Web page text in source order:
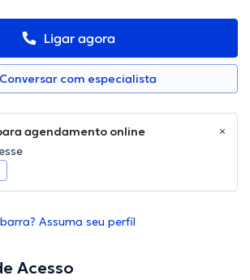
Ligar agora
Conversar com especialista
agendamento online
Assuma seu perfil
Acesso